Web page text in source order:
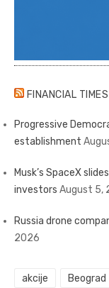
FINANCIAL TIMES
Progressive
establishment
Musk’s SpaceX
investors August 5,
Russia drone
2026
akcije Beograd